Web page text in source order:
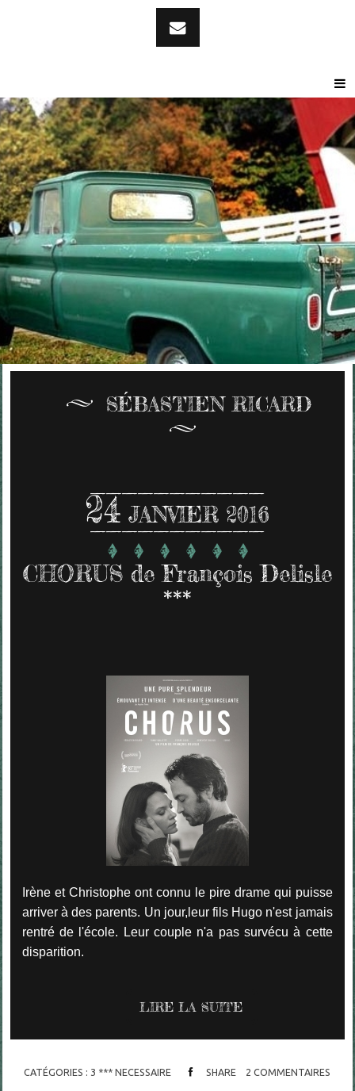
SÉBASTIEN RICARD
24 JANVIER 2016
CHORUS de François Delisle
***
Irène et Christophe ont connu le pire drame qui puisse
arriver à des parents. Un jour,leur fils Hugo n'est jamais
rentré de l'école. Leur couple n'a pas survécu à cette
disparition.
LIRE LA SUITE
CATÉGORIES : 3 *** NECESSAIRE SHARE 2 COMMENTAIRES